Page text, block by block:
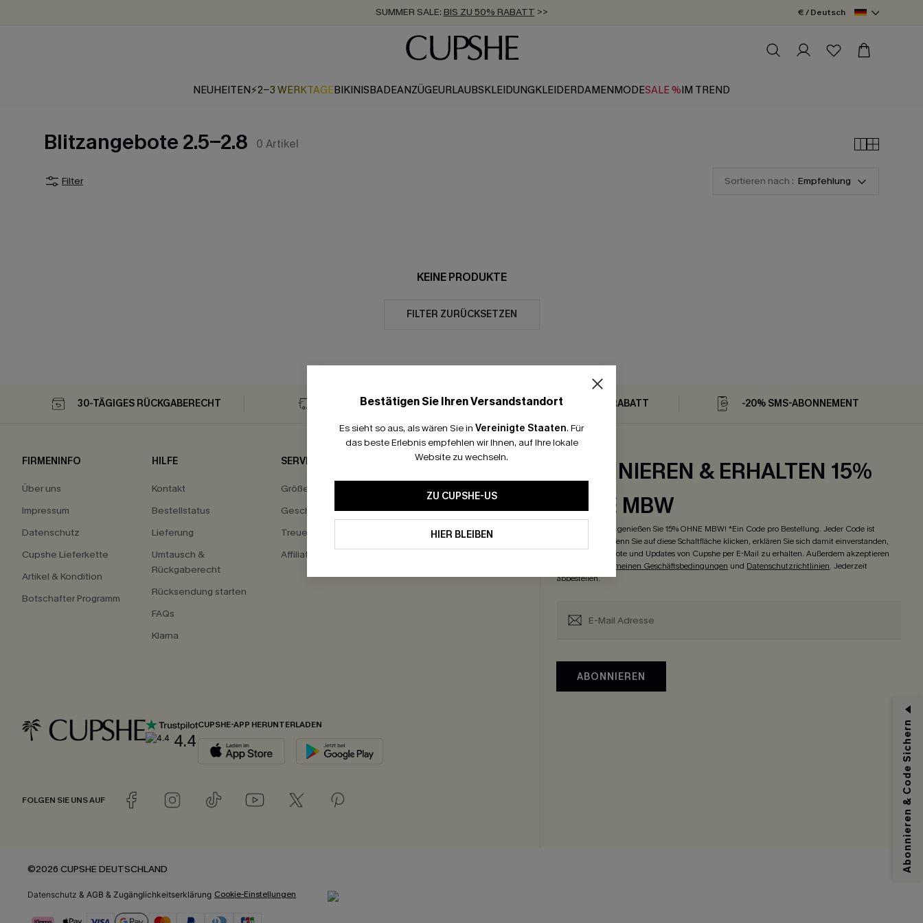
SUMMER SALE: BIS ZU 50% RABATT >>
ZUM NEWSLETTER:BIS ZU -20% EXTRA ERHALTEN
KOSTENLOSER VERSAND AB 89 €
€ / Deutsch
NEUHEITEN⚡2-3 WERKTAGEBIKINISBADEANZÜGEURLAUBSKLEIDUNGKLEIDERDAMENMODESALE %IM TREND
Blitzangebote 2.5-2.8 0 Artikel
Filter Sortieren nach : Empfehlung
KEINE PRODUKTE
FILTER ZURÜCKSETZEN
Bestätigen Sie Ihren Versandstandort
Es sieht so aus, als wären Sie in Vereinigte Staaten. Für
das beste Erlebnis empfehlen wir Ihnen, auf Ihre lokale
Website zu wechseln.
ZU CUPSHE-US
HIER BLEIBEN
30-TÄGIGES RÜCKGABERECHT GRATIS VERSAND -15% NEWSLETTER-RABATT -20% SMS-ABONNEMENT
FIRMENINFO
Über uns
Impressum
Datenschutz
Cupshe Lieferkette
Artikel & Kondition
Botschafter Programm
HILFE
Kontakt
Bestellstatus
Lieferung
Umtausch &
Rückgaberecht
Rücksendung starten
FAQs
Klarna
SERVICEZENTRUM
Größenguide
Geschenkkarte
Treueprogramm
Affiliate Programm
4.4
CUPSHE-APP HERUNTERLADEN
FOLGEN SIE UNS AUF
ABONNIEREN & ERHALTEN 15%
OHNE MBW
Abonnieren und genießen Sie 15% OHNE MBW! *Ein Code pro Bestellung. Jeder Code ist
einmal gültig. Wenn Sie auf diese Schaltfläche klicken, erklären Sie sich damit einverstanden,
exklusive Angebote und Updates von Cupshe per E-Mail zu erhalten. Außerdem akzeptieren
Allgemeinen Geschäftsbedingungen und Datenschutzrichtlinien. Jederzeit
abbestellen.
ABONNIEREN
©2026 CUPSHE DEUTSCHLAND
Datenschutz & AGB & Zugänglichkeitserklärung Cookie-Einstellungen
Abonnieren & Code Sichern